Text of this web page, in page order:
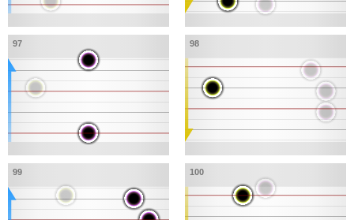
97 98
99 100